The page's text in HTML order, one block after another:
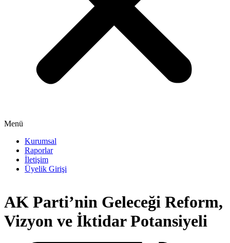
Menü
Kurumsal
Raporlar
İletişim
Üyelik Girişi
AK Parti’nin Geleceği Reform,
Vizyon ve İktidar Potansiyeli